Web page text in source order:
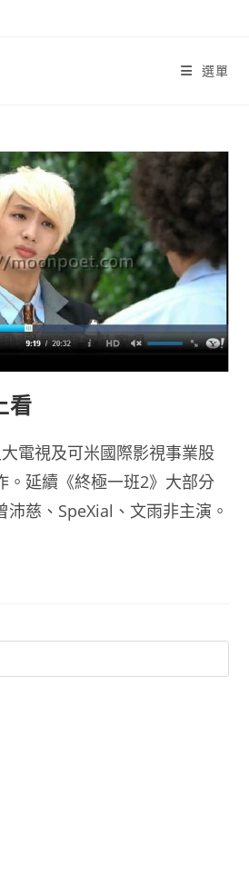
選單
看
電視及可米國際影視事業股
。延續《終極一班2》大部分
沛慈、SpeXial、文雨非主演。